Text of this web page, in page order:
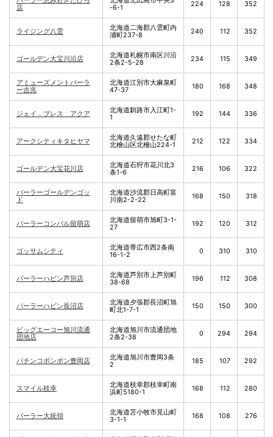
店
-6-1
224 128 352
ライジング八雲
北海道二海郡八雲町内
浦町237-8
240 112 352
ゴールデン大宝川沿店
北海道札幌市南区川沿
2条2-5-28
234 115 349
アミューズメントパーラ
ー吉兆
北海道江別市大麻泉町
47-37
180 168 348
ジェイ．プレス アクア
北海道釧路市入江町1-
1
192 144 336
アークシティキタヒヤマ
北海道久遠郡せたな町
北檜山区北檜山224-1
212 122 334
ゴールデン大宝花川店
北海道石狩市花川北3
条1-6
216 106 322
パーラーゴールデンゴッ
ド
北海道沙流郡日高町富
川南2-2-22
168 150 318
パーラーコンパル留萌店
北海道留萌市旭町3-1-
27
192 120 312
ゴッサムシティ
北海道帯広市西2条南
16-1-2
0 310 310
パーラーハビン芦別店
北海道芦別市上芦別町
38-68
196 112 308
パーラーハビン長沼店
北海道夕張郡長沼町旭
町北1-7-1
150 150 300
ビッグエーコー旭川流通
団地店
北海道旭川市流通団地
2条2-38
0 294 294
パチンコボンボン豊岡店
北海道旭川市豊岡3条
2
185 107 292
スマイル枝幸
北海道枝幸郡枝幸町南
浜町5180-1
168 112 280
パーラー大統領
北海道苫小牧市見山町
3-1-1
168 108 276